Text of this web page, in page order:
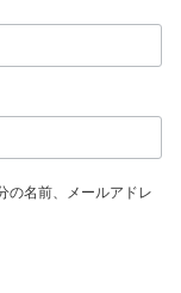
の名前、メールアドレ